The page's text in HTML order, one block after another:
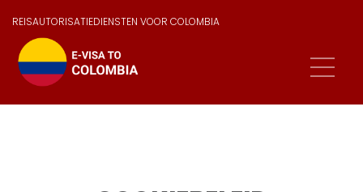
REISAUTORISATIEDIENSTEN VOOR COLOMBIA